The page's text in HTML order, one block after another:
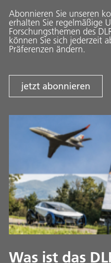
Abonnieren Sie unseren
erhalten Sie regelmäßige
Forschungsthemen des
können Sie sich jederzeit
Präferenzen ändern.
jetzt abonnieren
Was ist das